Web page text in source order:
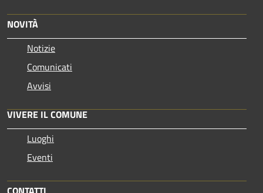
NOVITÀ
Notizie
Comunicati
Avvisi
VIVERE IL COMUNE
Luoghi
Eventi